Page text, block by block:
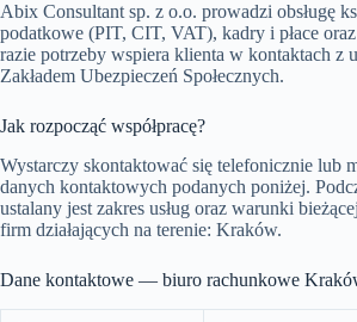
Abix Consultant sp. z o.o. prowadzi obsługę
podatkowe (PIT, CIT, VAT), kadry i płace
razie potrzeby wspiera klienta w kontaktach z
Zakładem Ubezpieczeń Społecznych.
Jak rozpocząć współpracę?
Wystarczy skontaktować się telefonicznie lub
danych kontaktowych podanych poniżej.
ustalany jest zakres usług oraz warunki
firm działających na terenie: Kraków.
Dane kontaktowe — biuro rachunkowe